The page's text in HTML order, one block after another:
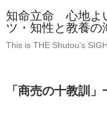
知命立命 心地よ
ツ・知性と教養の
This is THE Shutou's
「 商売の十教訓 」